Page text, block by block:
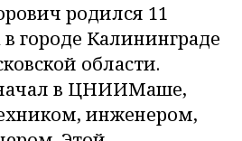
родился 11
в городе Калининграде
области.
в ЦНИИМаше,
инженером,